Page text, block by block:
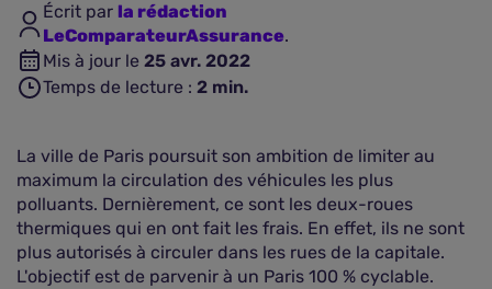
Écrit par la rédaction
LeComparateurAssurance.
Mis à jour le 25 avr. 2022
Temps de lecture : 2 min.
La ville de Paris poursuit son ambition de limiter au
maximum la circulation des véhicules les plus
polluants. Dernièrement, ce sont les deux-roues
thermiques qui en ont fait les frais. En effet, ils ne sont
plus autorisés à circuler dans les rues de la capitale.
L'objectif est de parvenir à un Paris 100 % cyclable.